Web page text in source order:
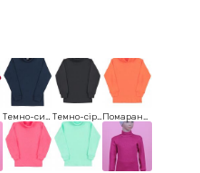
Темно-синій Темно-сірий Помаранчевий